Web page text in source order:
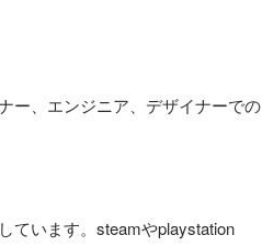
ー、エンジニア、デザイナーでの
ています。steamやplaystation